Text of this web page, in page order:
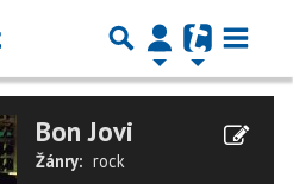
Bon Jovi
Žánry: rock